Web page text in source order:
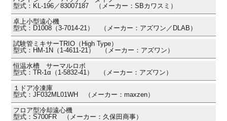
型式：KL-196／83007187 （メーカー：SBカワスミ）
卓上小型遠心機
型式：D1008（3-7014-21） （メーカー：アズワン／DLAB）
試験管ミキサーTRIO（High Type）
型式：HM-1N（1-4611-21） （メーカー：アズワン）
恒温水槽 サーマルロボ
型式：TR-1α（1-5832-41） （メーカー：アズワン）
１ドア冷凍庫
型式：JF032ML01WH （メーカー：maxzen）
フロア型冷却遠心機
型式：S700FR （メーカー：久保田商事）